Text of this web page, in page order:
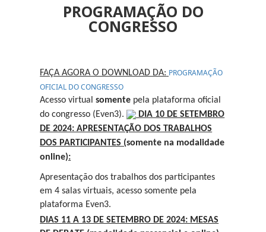
PROGRAMAÇÃO DO
CONGRESSO
FAÇA AGORA O DOWNLOAD DA: PROGRAMAÇÃO
OFICIAL DO CONGRESSO
Acesso virtualsomente pela plataforma oficial
do congresso (Even3).
DIA 10 DE SETEMBRO
DE 2024: APRESENTAÇÃO DOS TRABALHOS
DOS PARTICIPANTES (somente na modalidade
online):
Apresentação dos trabalhos dos participantes
em 4 salas virtuais, acesso somente pela
plataforma Even3.
DIAS 11 A 13 DE SETEMBRO DE 2024: MESAS